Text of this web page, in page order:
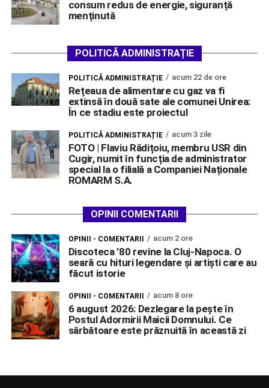
consum redus de energie, siguranță
menținută
POLITICĂ ADMINISTRAȚIE
POLITICĂ ADMINISTRAȚIE acum 22 de ore
Rețeaua de alimentare cu gaz va fi
extinsă în două sate ale comunei Unirea:
În ce stadiu este proiectul
POLITICĂ ADMINISTRAȚIE acum 3 zile
FOTO | Flaviu Rădițoiu, membru USR din
Cugir, numit în funcția de administrator
special la o filială a Companiei Naționale
ROMARM S.A.
OPINII COMENTARII
OPINII - COMENTARII acum 2 ore
Discoteca ’80 revine la Cluj-Napoca. O
seară cu hituri legendare și artiști care au
făcut istorie
OPINII - COMENTARII acum 8 ore
6 august 2026: Dezlegare la pește în
Postul Adormirii Maicii Domnului. Ce
sărbătoare este prăznuită în această zi